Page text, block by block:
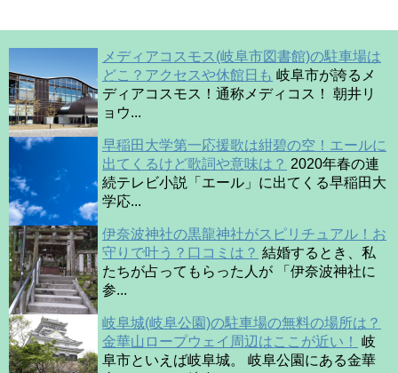
メディアコスモス(岐阜市図書館)の駐車場は
どこ？アクセスや休館日も 岐阜市が誇るメ
ディアコスモス！通称メディコス！ 朝井リ
ョウ...
早稲田大学第一応援歌は紺碧の空！エールに
出てくるけど歌詞や意味は？ 2020年春の連
続テレビ小説「エール」に出てくる早稲田大
学応...
伊奈波神社の黒龍神社がスピリチュアル！お
守りで叶う？口コミは？ 結婚するとき、私
たちが占ってもらった人が 「伊奈波神社に
参...
岐阜城(岐阜公園)の駐車場の無料の場所は？
金華山ロープウェイ周辺はここが近い！
岐
阜市といえば岐阜城。 岐阜公園にある金華